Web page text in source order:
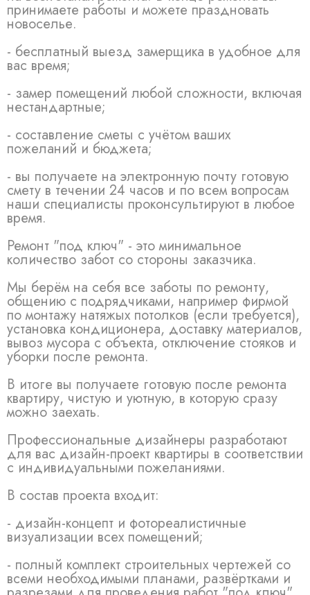
принимаете работы и можете праздновать
новоселье.
- бесплатный выезд замерщика в удобное для
вас время;
- замер помещений любой сложности, включая
нестандартные;
- составление сметы с учётом ваших
пожеланий и бюджета;
- вы получаете на электронную почту готовую
смету в течении 24 часов и по всем вопросам
наши специалисты проконсультируют в любое
время.
Ремонт "под ключ" - это минимальное
количество забот со стороны заказчика.
Мы берём на себя все заботы по ремонту,
общению с подрядчиками, например фирмой
по монтажу натяжых потолков (если требуется),
установка кондиционера, доставку материалов,
вывоз мусора с объекта, отключение стояков и
уборки после ремонта.
В итоге вы получаете готовую после ремонта
квартиру, чистую и уютную, в которую сразу
можно заехать.
Профессиональные дизайнеры разработают
для вас дизайн-проект квартиры в соответствии
с индивидуальными пожеланиями.
В состав проекта входит:
- дизайн-концепт и фотореалистичные
визуализации всех помещений;
- полный комплект строительных чертежей со
всеми необходимыми планами, развёртками и